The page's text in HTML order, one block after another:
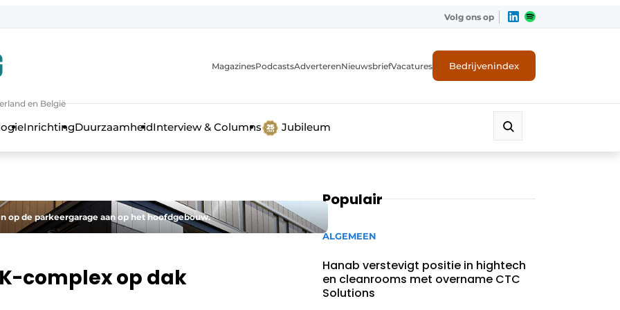
Volg ons op
en België
MagazinesPodcastsAdverterenNieuwsbriefVacatures Bedrijvenindex
InrichtingDuurzaamheidInterview & Columns Jubileum
op de parkeergarage aan op het hoofdgebouw.
complex op dak
Populair
ALGEMEEN
Hanab verstevigt positie in hightech
en cleanrooms met overname CTC
Solutions